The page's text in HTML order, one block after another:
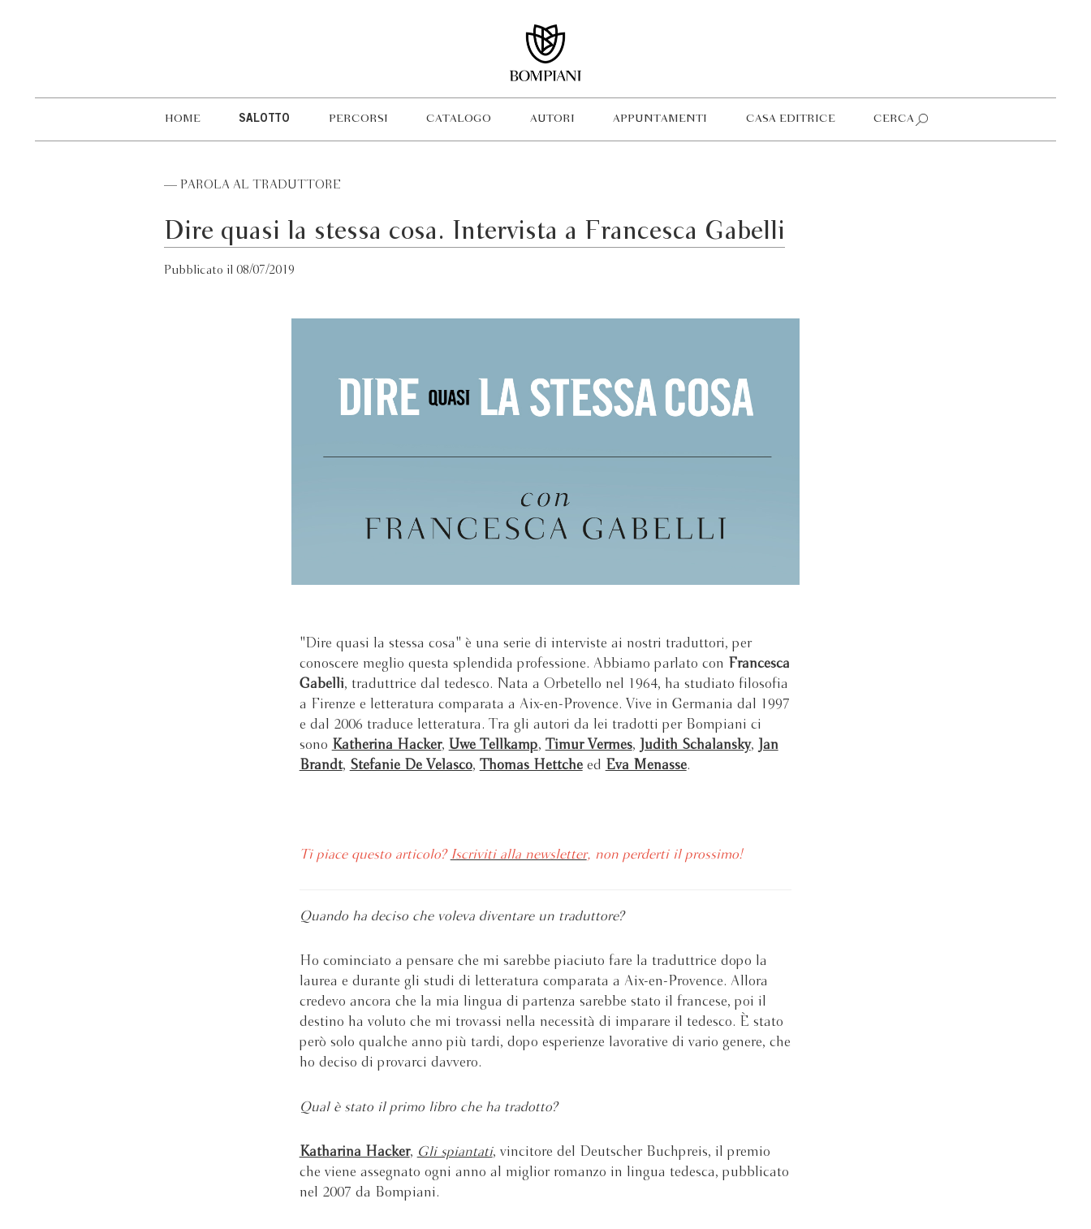
HOME SALOTTO PERCORSI CATALOGO AUTORI APPUNTAMENTI CASA EDITRICE CERCA
— PAROLA AL TRADUTTORE
Dire quasi la stessa cosa. Intervista a Francesca Gabelli
Pubblicato il 08/07/2019
"Dire quasi la stessa cosa" è una serie di interviste ai nostri traduttori, per
conoscere meglio questa splendida professione. Abbiamo parlato con
Francesca
Gabelli, traduttrice dal tedesco. Nata a Orbetello nel 1964, ha studiato filosofia
a Firenze e letteratura comparata a Aix-en-Provence. Vive in Germania dal 1997
e dal 2006 traduce letteratura. Tra gli autori da lei tradotti per Bompiani ci
sono
Katherina Hacker, Uwe Tellkamp, Timur Vermes, Judith Schalansky,
Jan
Brandt, Stefanie De Velasco, Thomas Hettcheed Eva Menasse.
Ti piace questo articolo? Iscriviti alla newsletter, non perderti il prossimo!
Quando ha deciso che voleva diventare un traduttore?
Ho cominciato a pensare che mi sarebbe piaciuto fare la traduttrice dopo la
laurea e durante gli studi di letteratura comparata a Aix-en-Provence. Allora
credevo ancora che la mia lingua di partenza sarebbe stato il francese, poi il
destino ha voluto che mi trovassi nella necessità di imparare il tedesco. È stato
però solo qualche anno più tardi, dopo esperienze lavorative di vario genere, che
ho deciso di provarci davvero.
Qual è stato il primo libro che ha tradotto?
Katharina Hacker, Gli spiantati, vincitore del Deutscher Buchpreis, il premio
che viene assegnato ogni anno al miglior romanzo in lingua tedesca, pubblicato
nel 2007 da Bompiani.